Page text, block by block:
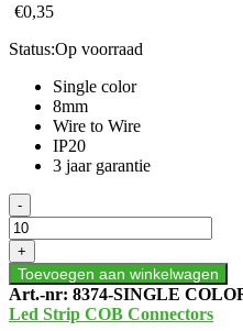
€0,35
Status:Op voorraad
Single color
8mm
Wire to Wire
IP20
3 jaar garantie
LEDSTRIP
CONNECTOR
|
COB
|
IP20
|
-
+
Toevoegen aan winkelwagen
Art.-nr: 8374-SINGLE
Led Strip COB Connectors